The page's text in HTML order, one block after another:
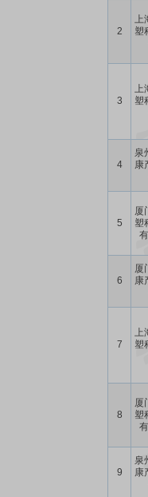
2
上
塑
3
上
塑
4
泉
康
5
厦
塑
6
厦
康
7
上
塑
8
厦
塑
9
泉
康